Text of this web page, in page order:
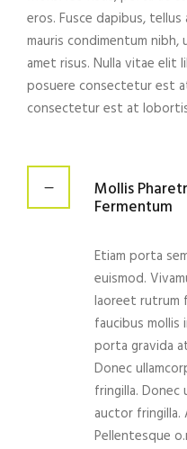
eros. Fusce dapibus,
mauris condimentum
amet risus. Nulla vitae elit
posuere consectetur est
consectetur est at
Mollis
Fermentum
Etiam porta
euismod.
laoreet rutrum
faucibus mollis
porta gravida
Donec
fringilla. Donec
auctor fringilla.
Pellentesque